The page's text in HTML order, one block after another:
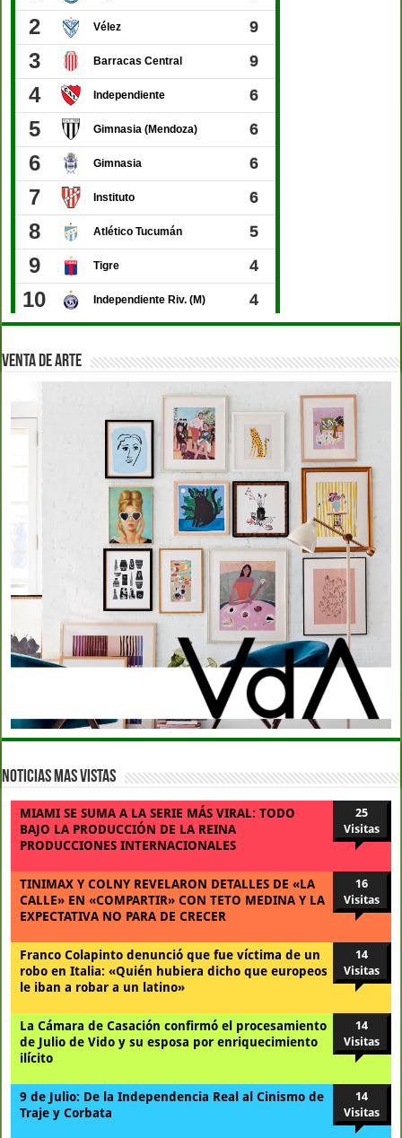
VENTA DE ARTE
Noticias Mas Vistas
MIAMI SE SUMA A LA SERIE MÁS VIRAL: TODO
BAJO LA PRODUCCIÓN DE LA REINA
PRODUCCIONES INTERNACIONALES
25
Visitas
TINIMAX Y COLNY REVELARON DETALLES DE «LA
CALLE» EN «COMPARTIR» CON TETO MEDINA Y LA
EXPECTATIVA NO PARA DE CRECER
16
Visitas
Franco Colapinto denunció que fue víctima de un
robo en Italia: «Quién hubiera dicho que europeos
le iban a robar a un latino»
14
Visitas
La Cámara de Casación confirmó el procesamiento
de Julio de Vido y su esposa por enriquecimiento
ilícito
14
Visitas
9 de Julio: De la Independencia Real al Cinismo de
Traje y Corbata
14
Visitas